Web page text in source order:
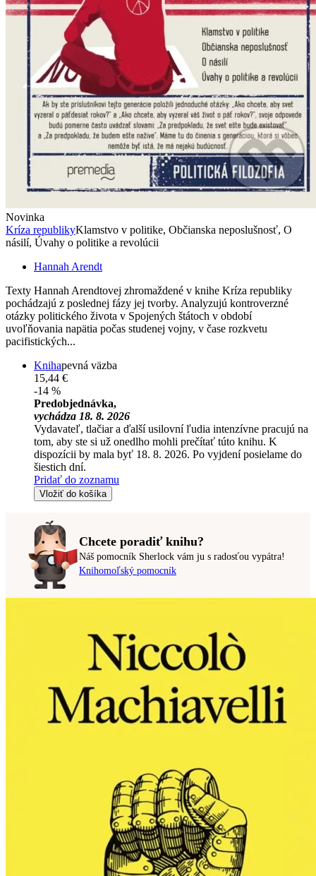
Novinka
Kríza republikyKlamstvo v politike, Občianska neposlušnosť, O
násilí, Úvahy o politike a revolúcii
Hannah Arendt
Texty Hannah Arendtovej zhromaždené v knihe Kríza republiky
pochádzajú z poslednej fázy jej tvorby. Analyzujú kontroverzné
otázky politického života v Spojených štátoch v období
uvoľňovania napätia počas studenej vojny, v čase rozkvetu
pacifistických...
Knihapevná väzba
15,44 €
-14 %
Predobjednávka,
vychádza 18. 8. 2026
Vydavateľ, tlačiar a ďalší usilovní ľudia intenzívne pracujú na
tom, aby ste si už onedlho mohli prečítať túto knihu. K
dispozícii by mala byť 18. 8. 2026. Po vyjdení posielame do
šiestich dní.
Pridať do zoznamu
Vložiť do košíka
Chcete poradiť knihu?
Náš pomocník Sherlock vám ju s radosťou vypátra!
Knihomoľský pomocník